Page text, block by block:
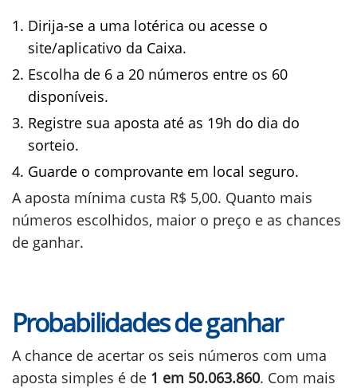
Dirija-se a uma lotérica ou acesse o
site/aplicativo da Caixa.
Escolha de 6 a 20 números entre os 60
disponíveis.
Registre sua aposta até as 19h do dia do
sorteio.
Guarde o comprovante em local seguro.
A aposta mínima custa R$ 5,00. Quanto mais
números escolhidos, maior o preço e as chances
de ganhar.
Probabilidades de ganhar
A chance de acertar os seis números com uma
aposta simples é de 1 em 50.063.860. Com mais